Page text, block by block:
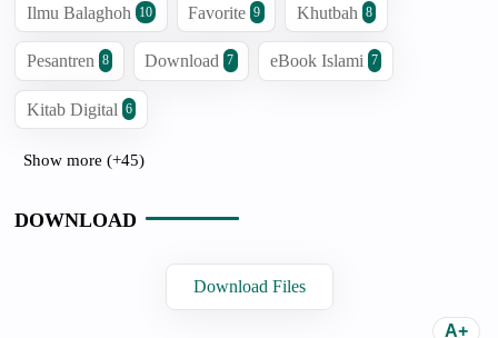
Ilmu Balaghoh 10 Favorite 9 Khutbah 8
Pesantren 8 Download 7 eBook Islami 7
Kitab Digital 6
Show more (+45)
DOWNLOAD
Download Files